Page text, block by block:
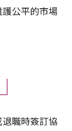
公平的市場
職時簽訂協